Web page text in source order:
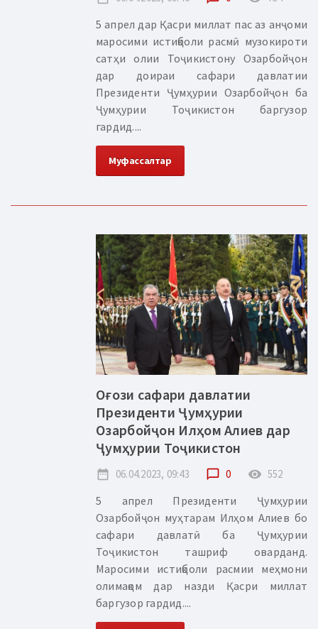
5 апрел дар Қасри миллат пас аз анҷоми
маросими истиқболи расмӣ музокироти
сатҳи олии Тоҷикистону Озарбойҷон
дар доираи сафари давлатии
Президенти Ҷумҳурии Озарбойҷон ба
Ҷумҳурии Тоҷикистон баргузор
гардид....
Муфассалтар
Оғози сафари давлатии
Президенти Ҷумҳурии
Озарбойҷон Илҳом Алиев дар
Ҷумҳурии Тоҷикистон
date_range 06.04.2023, 09:43 chat_bubble_outline 0 remove_red_eye 552
5 апрел Президенти Ҷумҳурии
Озарбойҷон муҳтарам Илҳом Алиев бо
сафари давлатӣ ба Ҷумҳурии
Тоҷикистон ташриф оварданд.
Маросими истиқболи расмии меҳмони
олимақом дар назди Қасри миллат
баргузор гардид....